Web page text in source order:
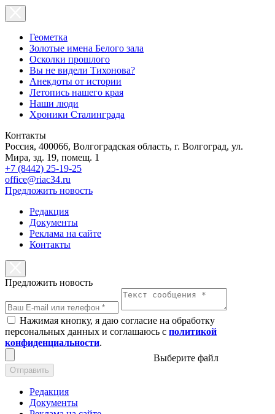
Геометка
Золотые имена Белого зала
Осколки прошлого
Вы не видели Тихонова?
Анекдоты от истории
Летопись нашего края
Наши люди
Хроники Сталинграда
Контакты
Россия, 400066, Волгоградская область, г. Волгоград, ул.
Мира, зд. 19, помещ. 1
+7 (8442) 25-19-25
office@riac34.ru
Предложить новость
Редакция
Документы
Реклама на сайте
Контакты
Предложить новость
Нажимая кнопку, я даю согласие на обработку
персональных данных и соглашаюсь с политикой
конфиденциальности.
Выберите файл
Отправить
Редакция
Документы